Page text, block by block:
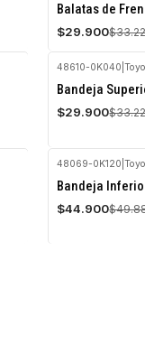
-10%
OFF
Balatas de
$29.900
-10%
OFF
48610-0K040 |
Bandeja
$29.900
-10%
OFF
48069-0K120 |
Bandeja
$44.900